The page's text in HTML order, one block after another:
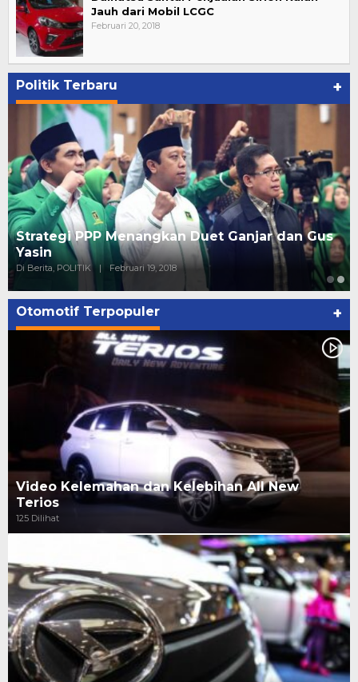
Jauh dari Mobil LCGC
Februari 20, 2018
Politik Terbaru +
Strategi PPP Menangkan Duet Ganjar dan Gus
Yasin
Di Berita, POLITIK | Februari 19, 2018
Otomotif Terpopuler +
Video Kelemahan dan Kelebihan All New
Terios
125 Dilihat